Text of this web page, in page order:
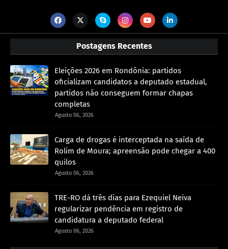
Postagens Recentes
Eleições 2026 em Rondônia: partidos
oficializam candidatos a deputado estadual,
partidos não conseguem formar chapas
completas
Agosto 06, 2026
Carga de drogas é interceptada na saída de
Rolim de Moura; apreensão pode chegar a 400
quilos
Agosto 06, 2026
TRE-RO dá três dias para Ezequiel Neiva
regularizar pendência em registro de
candidatura a deputado federal
Agosto 06, 2026